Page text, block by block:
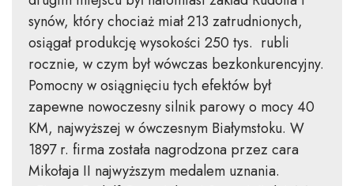
synów, który chociaż miał 213 zatrudnionych,
osiągał produkcję wysokości 250 tys. rubli
rocznie, w czym był wówczas bezkonkurencyjny.
Pomocny w osiągnięciu tych efektów był
zapewne nowoczesny silnik parowy o mocy 40
KM, najwyższej w ówczesnym Białymstoku. W
1897 r. firma została nagrodzona przez cara
Mikołaja II najwyższym medalem uznania.